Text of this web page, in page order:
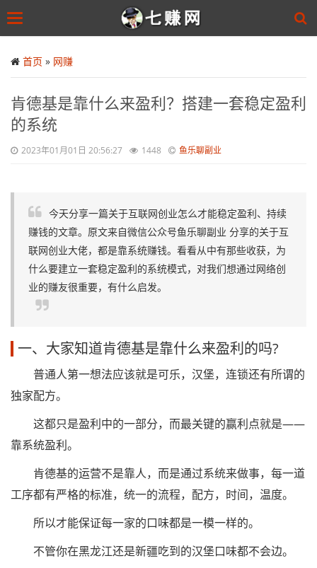
to
main
Toggle
首页 » 网赚
肯德基是靠什么来盈利？搭建一套稳定盈利
的系统
2023年01月01日 20:56:27 1448 鱼乐聊副业
今天分享一篇关于互联网创业怎么才能稳定盈利、持续
赚钱的文章。原文来自微信公众号鱼乐聊副业 分享的关于互
联网创业大佬，都是靠系统赚钱。看看从中有那些收获，为
什么要建立一套稳定盈利的系统模式，对我们想通过网络创
业的赚友很重要，有什么启发。
一、大家知道肯德基是靠什么来盈利的吗?
普通人第一想法应该就是可乐，汉堡，连锁还有所谓的
独家配方。
这都只是盈利中的一部分，而最关键的赢利点就是——
靠系统盈利。
肯德基的运营不是靠人，而是通过系统来做事，每一道
工序都有严格的标准，统一的流程，配方，时间，温度。
所以才能保证每一家的口味都是一模一样的。
不管你在黑龙江还是新疆吃到的汉堡口味都不会边。